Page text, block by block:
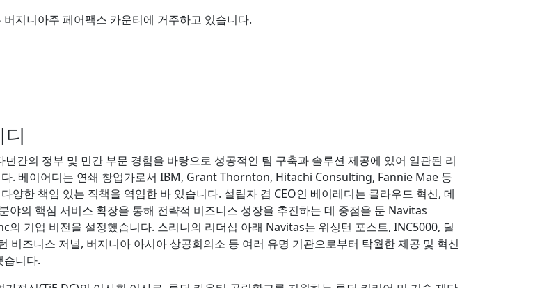
지니아주 페어팩스 카운티에 거주하고 있습니다.
년간의 정부 및 민간 부문 경험을 바탕으로 성공적인 팀 구축과 솔루션 제공에 있어 일관된 리
. 베이어디는 연쇄 창업가로서 IBM, Grant Thornton, Hitachi Consulting, Fannie Mae 등
양한 책임 있는 직책을 역임한 바 있습니다. 설립자 겸 CEO인 베이레디는 클라우드 혁신, 데
야의 핵심 서비스 확장을 통해 전략적 비즈니스 성장을 추진하는 데 중점을 둔 Navitas
기업 비전을 설정했습니다. 스리니의 리더십 아래 Navitas는 워싱턴 포스트, INC5000, 딜
비즈니스 저널, 버지니아 아시아 상공회의소 등 여러 유명 기관으로부터 탁월한 제공 및 혁신
습니다.